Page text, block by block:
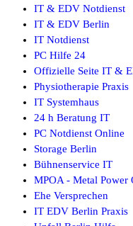
IT & EDV Notdienst
IT & EDV Berlin
IT Notdienst
PC Hilfe 24
Offizielle Seite IT &
Physiotherapie Praxis
IT Systemhaus
24 h Beratung IT
PC Notdienst Online
Storage Berlin
Bühnenservice IT
MPOA - Metal Power
Ehe Versprechen
IT EDV Berlin Praxis